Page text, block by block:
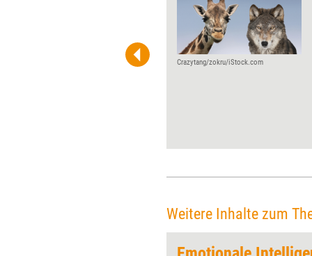
zwar nicht neu auf dem Markt
ist, zu dem es aber zahlreiche
Crazytang/zokru/iStock.com
Weitere Inhalte zum